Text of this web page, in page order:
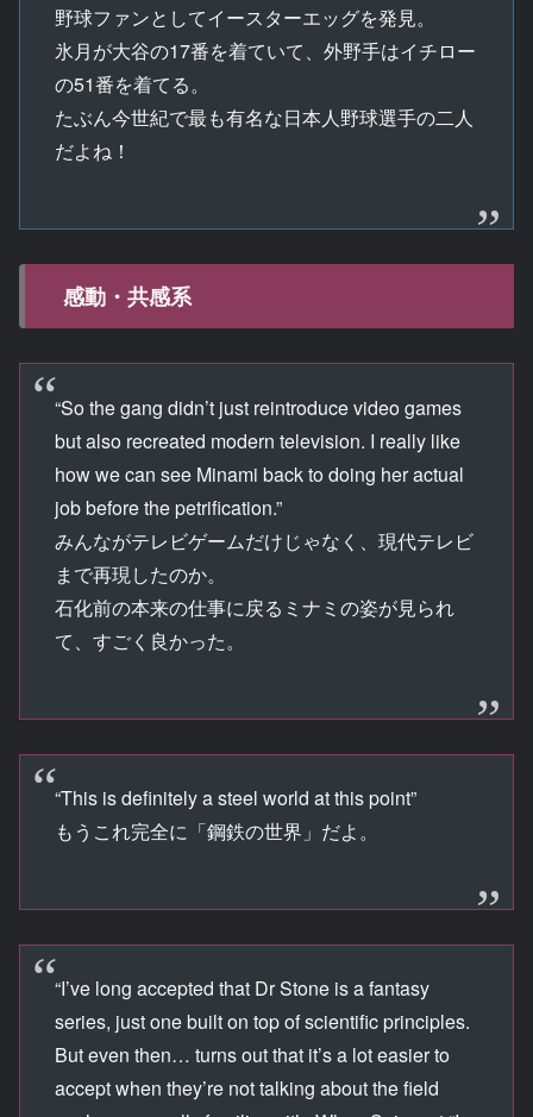
野球ファンとしてイースターエッグを発見。
氷月が大谷の17番を着ていて、外野手はイチロー
の51番を着てる。
たぶん今世紀で最も有名な日本人野球選手の二人
だよね！
感動・共感系
“So the gang didn’t just reintroduce video games
but also recreated modern television. I really like
how we can see Minami back to doing her actual
job before the petrification.”
みんながテレビゲームだけじゃなく、現代テレビ
まで再現したのか。
石化前の本来の仕事に戻るミナミの姿が見られ
て、すごく良かった。
“This is definitely a steel world at this point”
もうこれ完全に「鋼鉄の世界」だよ。
“I’ve long accepted that Dr Stone is a fantasy
series, just one built on top of scientific principles.
But even then… turns out that it’s a lot easier to
accept when they’re not talking about the field